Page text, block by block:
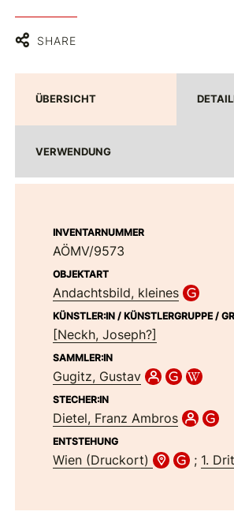
SHARE
ÜBERSICHT
VERWENDUNG
INVENTARNUMMER
AÖMV/9573
OBJEKTART
Andachtsbild, kleines
KÜNSTLER:IN / KÜNSTLERGRUPPE /
[Neckh, Joseph?]
SAMMLER:IN
Gugitz, Gustav
STECHER:IN
Dietel, Franz Ambros
ENTSTEHUNG
Wien (Druckort) ; 1.